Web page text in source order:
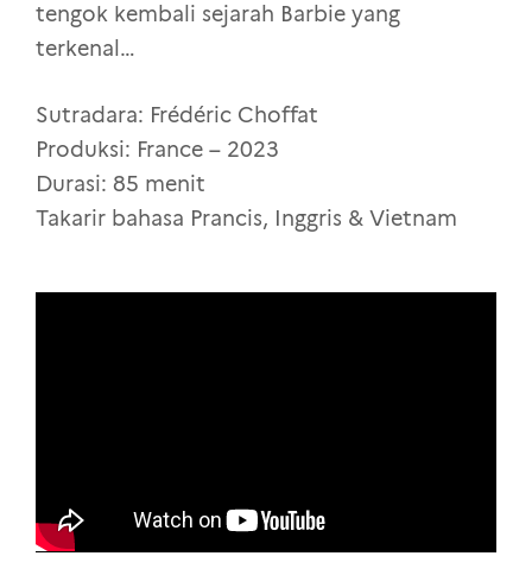
tengok kembali sejarah Barbie yang
terkenal…
Sutradara: Frédéric Choffat
Produksi: France – 2023
Durasi: 85 menit
Takarir bahasa Prancis, Inggris & Vietnam